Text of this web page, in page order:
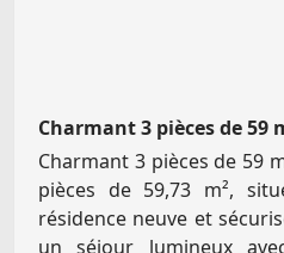
Charmant 3 pièces de 59
Charmant 3 pièces de 59
pièces de 59,73 m²,
résidence neuve et
un séjour lumineux